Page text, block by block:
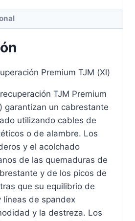
Premium TJM (Xl)
TJM Premium
garantizan un cabrestante
utilizando cables de
o de alambre. Los
y el acolchado
de las quemaduras de
y de los picos de
que su equilibrio de
líneas de spandex
y la destreza. Los